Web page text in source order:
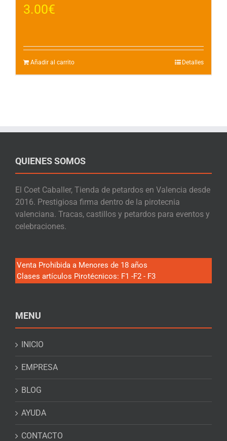
3.00€
Añadir al carrito Detalles
QUIENES SOMOS
El Coet Caballer, Tienda de petardos en Valencia desde
2016. Prestigiosa firma dentro de la pirotecnia
valenciana. Tracas, castillos y petardos para eventos y
celebraciones.
Venta Prohibida a Menores de 18 años
Clases artículos Pirotécnicos: F1 -F2 - F3
MENU
INICIO
EMPRESA
BLOG
AYUDA
CONTACTO